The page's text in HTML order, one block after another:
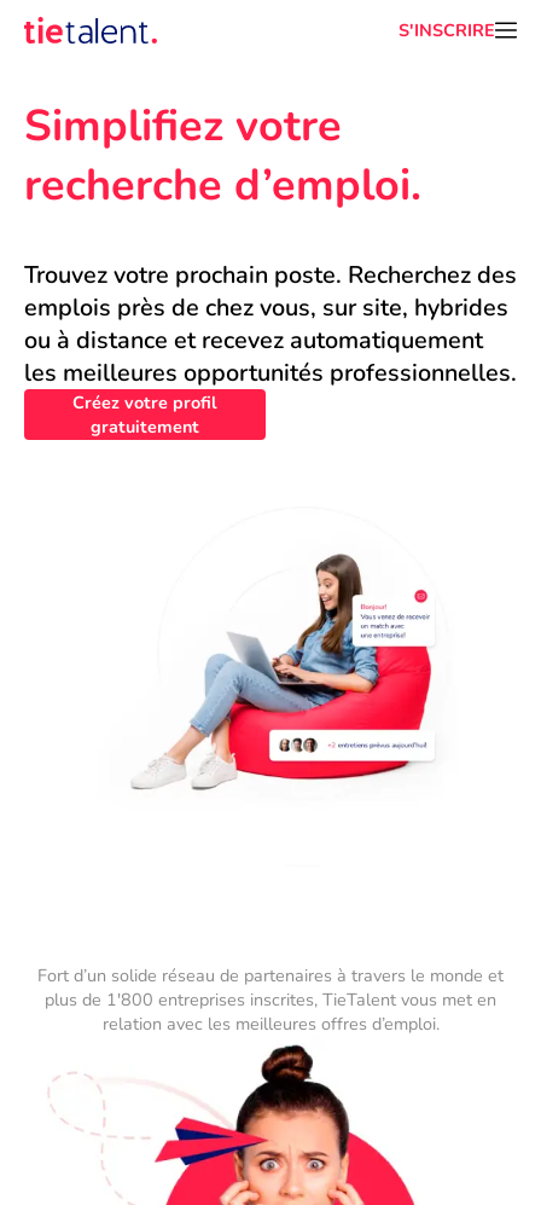
S'INSCRIRE
Simplifiez votre
recherche d’emploi.
Trouvez votre prochain poste. Recherchez des
emplois près de chez vous, sur site, hybrides
ou à distance et recevez automatiquement
les meilleures opportunités professionnelles.
Créez votre profil
gratuitement
Fort d’un solide réseau de partenaires à travers le monde et
plus de 1'800 entreprises inscrites, TieTalent vous met en
relation avec les meilleures offres d’emploi.